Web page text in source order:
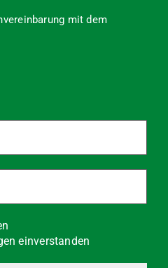
mit dem
einverstanden